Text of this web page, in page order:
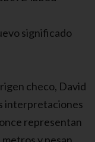
significado
checo, David
interpretaciones
representan
y pesan